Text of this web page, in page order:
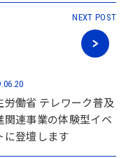
NEXT POST
労働省 テレワーク普及
関連事業の体験型イベ
に登壇します